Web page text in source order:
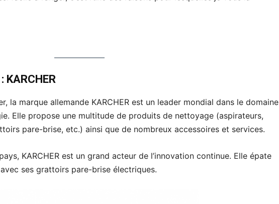
KARCHER
la marque allemande KARCHER est un leader mondial dans le domaine
Elle propose une multitude de produits de nettoyage (aspirateurs,
pare-brise, etc.) ainsi que de nombreux accessoires et services.
KARCHER est un grand acteur de l’innovation continue. Elle épate
ses grattoirs pare-brise électriques.